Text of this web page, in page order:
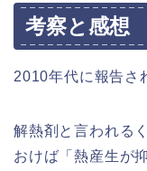
考察と感想
2010年代に報告さ
解熱剤と言われる
おけば「熱産生が